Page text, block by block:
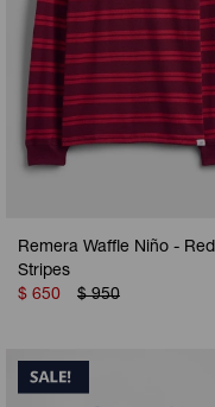
Remera Waffle Niño - Red
Stripes
$ 650 $ 950